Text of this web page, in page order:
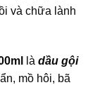
và chữa lành
là dầu gội
mồ hôi, bã